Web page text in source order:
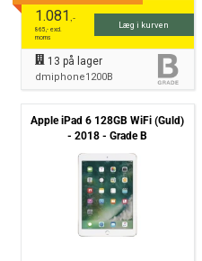
1.081,-
865,- excl.
moms
Læg i kurven
13 på lager
dmiphone1200B
Apple iPad 6 128GB WiFi (Guld)
- 2018 - Grade B